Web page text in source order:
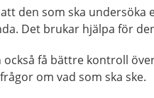
den som ska
Det brukar hjälpa för
också få bättre kontroll
om vad som ska ske.